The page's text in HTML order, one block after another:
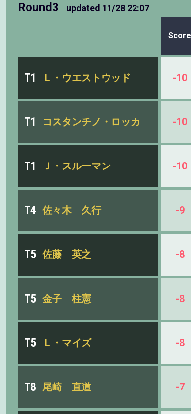
Round3 updated 11/28 22:07
Score
T1 Ｌ・ウエストウッド -10
T1 コスタンチノ・ロッカ -10
T1 Ｊ・スルーマン -10
T4 佐々木 久行 -9
T5 佐藤 英之 -8
T5 金子 柱憲 -8
T5 Ｌ・マイズ -8
T8 尾崎 直道 -7